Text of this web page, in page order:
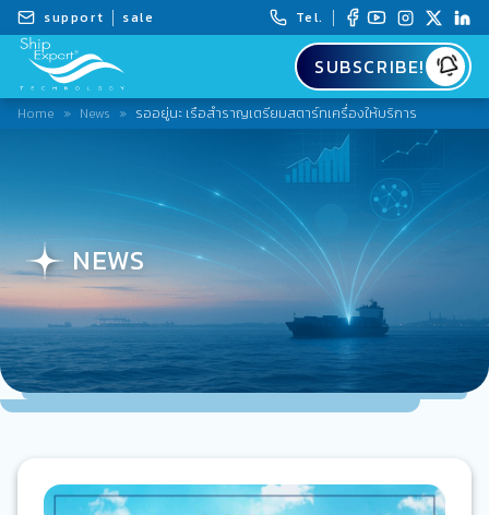
support sale Tel.
SUBSCRIBE!
Home » News » รออยู่นะ เรือสำราญเตรียมสตาร์ทเครื่องให้บริการ
NEWS